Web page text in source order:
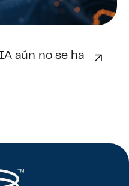
aún no se ha